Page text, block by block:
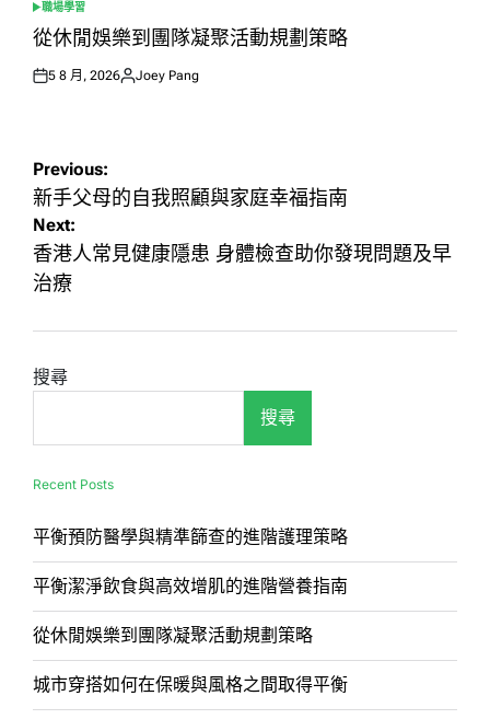
POSTED
IN
職場學習
從休閒娛樂到團隊凝聚活動規劃策略
Posted
5 8 月, 2026
Posted
Joey Pang
文
章
導
覽
Previous:
新手父母的自我照顧與家庭幸福指南
Next:
香港人常見健康隱患 身體檢查助你發現問題及早
治療
搜尋
搜尋
Recent Posts
平衡預防醫學與精準篩查的進階護理策略
平衡潔淨飲食與高效增肌的進階營養指南
從休閒娛樂到團隊凝聚活動規劃策略
城市穿搭如何在保暖與風格之間取得平衡